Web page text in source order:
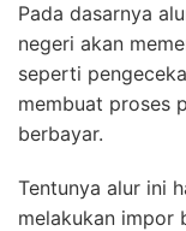
Pada dasarnya
negeri akan
seperti
membuat proses
berbayar.
Tentunya alur ini
melakukan impor